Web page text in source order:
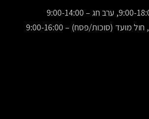
מועד (סוכות/פסח) – 9:00-16:00